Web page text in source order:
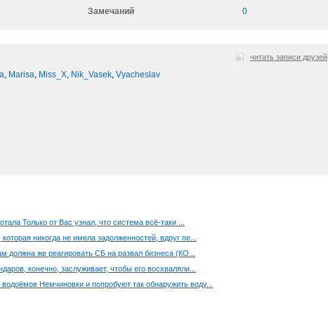
Замечаний 0
читать записи друзей
, Marisa, Miss_X, Nik_Vasek, Vyacheslav
Только от Вас узнал, что система всё-таки ...
никогда не имела задолженностей, вдруг пе...
должна же реагировать СБ на развал бизнеса (КО...
конечно, заслуживает, чтобы его восхваляли...
Немчиновки и попробуют так обнаружить воду...